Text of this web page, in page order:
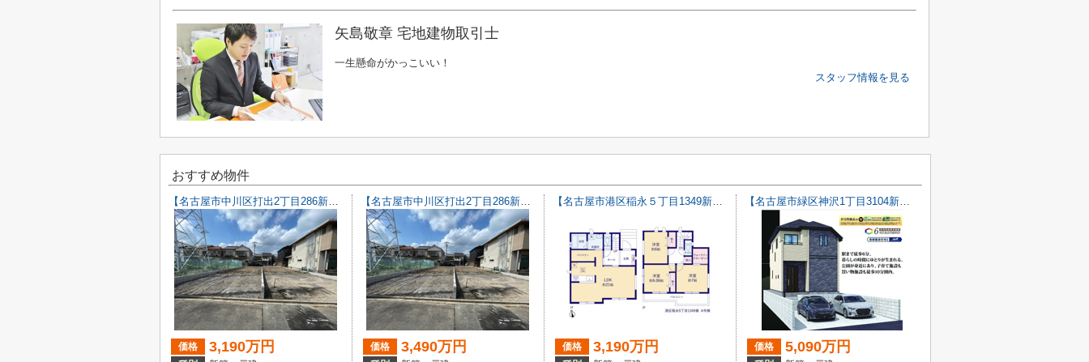
矢島敬章 宅地建物取引士
一生懸命がかっこいい！
スタッフ情報を見る
おすすめ物件
価格 3,190万円 価格 3,490万円 価格 3,190万円 価格 5,090万円